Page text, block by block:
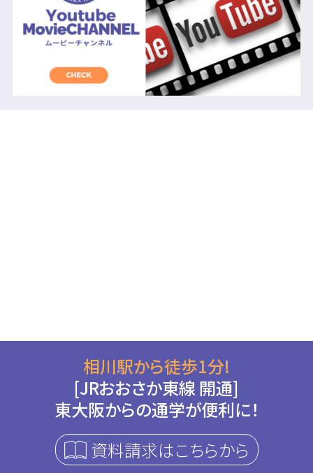
相川駅から徒歩1分!
[JRおおさか東線 開通]
東大阪からの通学が便利に！
資料請求はこちらから